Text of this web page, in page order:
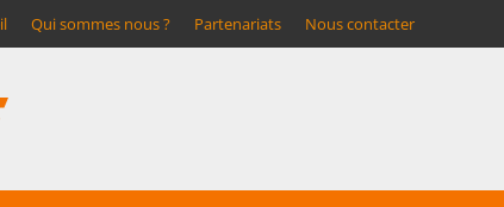
Qui sommes nous ? Partenariats Nous contacter